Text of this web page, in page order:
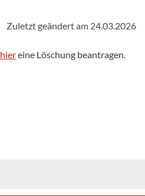
Zuletzt geändert am 24.03.2026
hiereine Löschung beantragen.